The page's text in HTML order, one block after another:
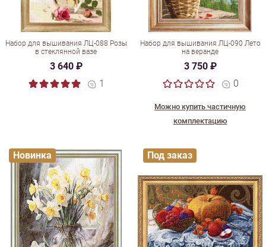
Набор для вышивания ЛЦ-088 Розы
в стеклянной вазе
3 640 ₽
1
Набор для вышивания ЛЦ-090 Лето
на веранде
3 750 ₽
0
Можно купить частичную
комплектацию
Новинка Под заказ